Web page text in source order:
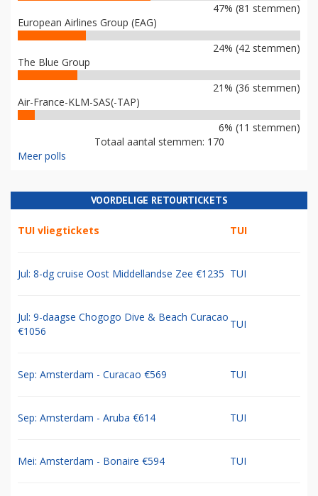
47% (81 stemmen)
European Airlines Group (EAG)
24% (42 stemmen)
The Blue Group
21% (36 stemmen)
Air-France-KLM-SAS(-TAP)
6% (11 stemmen)
Totaal aantal stemmen: 170
Meer polls
VOORDELIGE RETOURTICKETS
TUI vliegtickets TUI
Jul: 8-dg cruise Oost Middellandse Zee €1235 TUI
Jul: 9-daagse Chogogo Dive & Beach Curacao
€1056
TUI
Sep: Amsterdam - Curacao €569 TUI
Sep: Amsterdam - Aruba €614 TUI
Mei: Amsterdam - Bonaire €594 TUI